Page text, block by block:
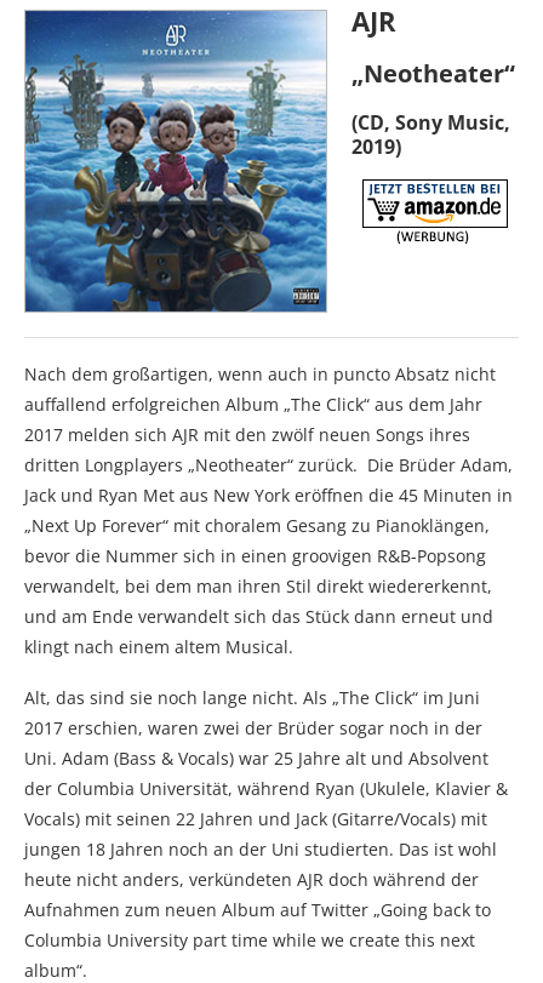
AJR
„Neotheater“
(CD, Sony Music,
2019)
Nach dem großartigen, wenn auch in puncto Absatz nicht
auffallend erfolgreichen Album „The Click“ aus dem Jahr
2017 melden sich AJR mit den zwölf neuen Songs ihres
dritten Longplayers „Neotheater“ zurück. Die Brüder Adam,
Jack und Ryan Met aus New York eröffnen die 45 Minuten in
„Next Up Forever“ mit choralem Gesang zu Pianoklängen,
bevor die Nummer sich in einen groovigen R&B-Popsong
verwandelt, bei dem man ihren Stil direkt wiedererkennt,
und am Ende verwandelt sich das Stück dann erneut und
klingt nach einem altem Musical.
Alt, das sind sie noch lange nicht. Als „The Click“ im Juni
2017 erschien, waren zwei der Brüder sogar noch in der
Uni. Adam (Bass & Vocals) war 25 Jahre alt und Absolvent
der Columbia Universität, während Ryan (Ukulele, Klavier &
Vocals) mit seinen 22 Jahren und Jack (Gitarre/Vocals) mit
jungen 18 Jahren noch an der Uni studierten. Das ist wohl
heute nicht anders, verkündeten AJR doch während der
Aufnahmen zum neuen Album auf Twitter „Going back to
Columbia University part time while we create this next
album“.